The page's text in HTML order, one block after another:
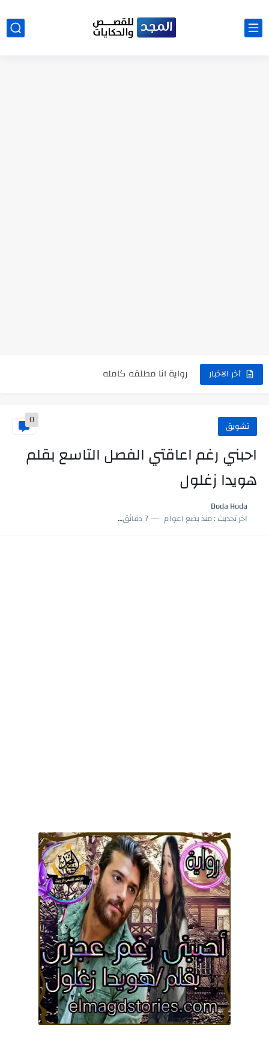
أخر الاخبار
رواية انا مطلقه كامله
تشويق 0
احبني رغم اعاقتي الفصل التاسع بقلم
هويدا زغلول
Doda Hoda
اخر تحديث :منذ بضع اعوام 7 دقائق للقراءة